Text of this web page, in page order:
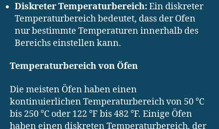
Diskreter Temperaturbereich:Ein diskreter
Temperaturbereich bedeutet, dass der Ofen
nur bestimmte Temperaturen innerhalb des
Bereichs einstellen kann.
Temperaturbereich von Öfen
Die meisten Öfen haben einen
kontinuierlichen Temperaturbereich von 50 °C
bis 250 °C oder 122 °F bis 482 °F. Einige Öfen
haben einen diskreten Temperaturbereich, der